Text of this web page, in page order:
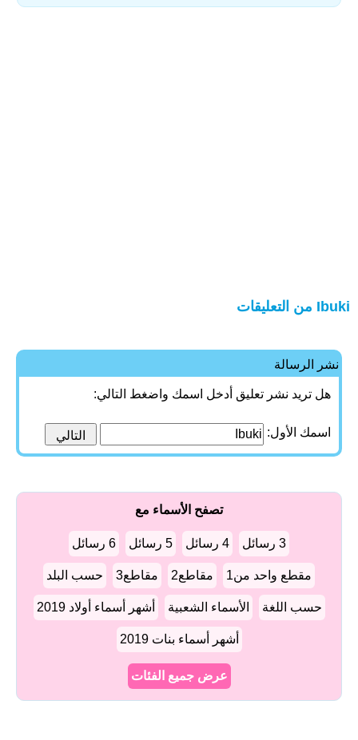
Ibuki من التعليقات
نشر الرسالة
هل تريد نشر تعليق أدخل اسمك واضغط التالي:
اسمك الأول:
تصفح الأسماء مع
3 رسائل 4 رسائل 5 رسائل 6 رسائل
مقطع واحد من1 مقاطع2 مقاطع3 حسب البلد
حسب اللغة الأسماء الشعبية أشهر أسماء أولاد 2019
أشهر أسماء بنات 2019
عرض جميع الفئات